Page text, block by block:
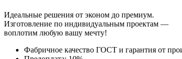
Идеальные решения от эконом до премиум.
Изготовление по индивидуальным проектам —
воплотим любую вашу мечту!
Фабричное качество ГОСТ и гарантия от